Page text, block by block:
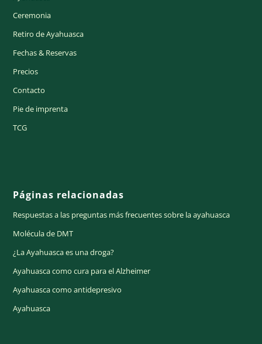
Ceremonia
Retiro de Ayahuasca
Fechas & Reservas
Precios
Contacto
Pie de imprenta
TCG
Páginas relacionadas
Respuestas a las preguntas más frecuentes sobre la ayahuasca
Molécula de DMT
¿La Ayahuasca es una droga?
Ayahuasca como cura para el Alzheimer
Ayahuasca como antidepresivo
Ayahuasca